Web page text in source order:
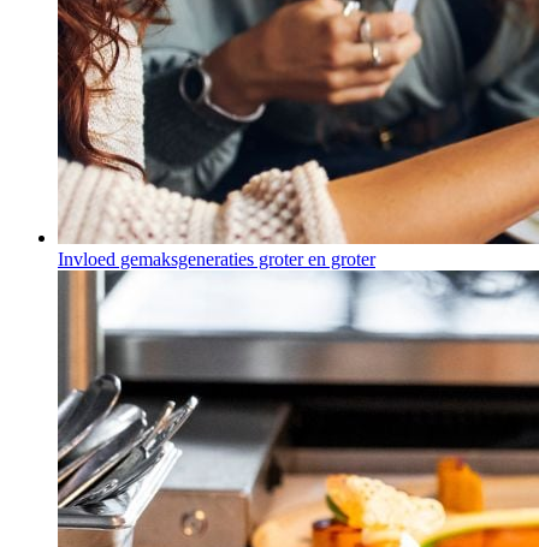
Invloed gemaksgeneraties groter en groter